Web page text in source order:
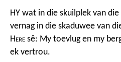
HY wat in die skuilplek van
vernag in die skaduwee van
Here sê: My toevlug en my
ek vertrou.